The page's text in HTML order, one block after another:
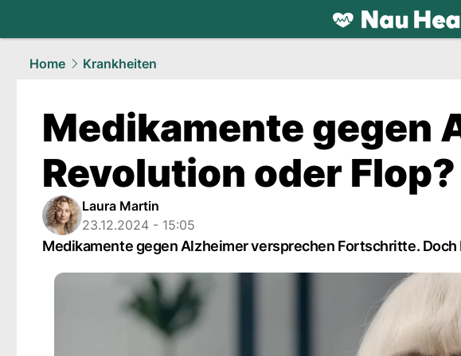
health.NAU.ch
Home
Krankheiten
Medikamente gegen
Revolution oder Flop?
Laura Martin
23.12.2024 - 15:05
Medikamente gegen Alzheimer versprechen Fortschritte.